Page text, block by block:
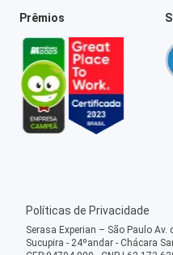
Prêmios
Políticas de Privacidade
Serasa Experian – São Paulo
Sucupira - 24ºandar - Chácara